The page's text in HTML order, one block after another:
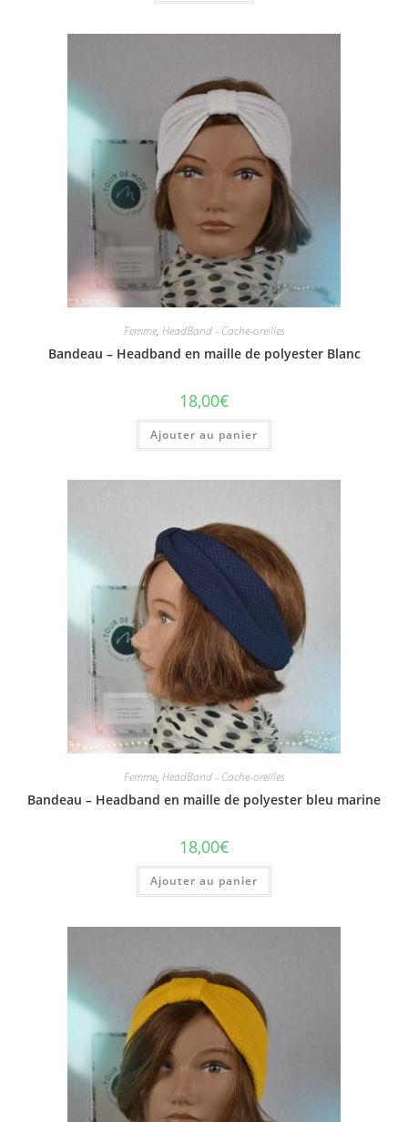
Femme, HeadBand - Cache-oreilles
Bandeau – Headband en maille de polyester Blanc
18,00€
Ajouter au panier
Femme, HeadBand - Cache-oreilles
Bandeau – Headband en maille de polyester bleu marine
18,00€
Ajouter au panier